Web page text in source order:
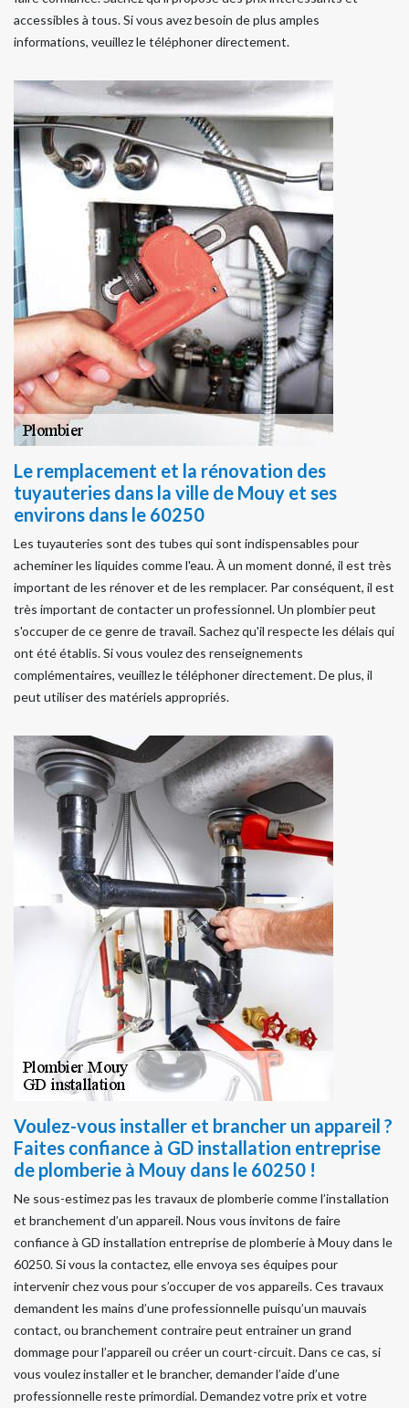
accessibles à tous. Si vous avez besoin de plus amples
informations, veuillez le téléphoner directement.
Le remplacement et la rénovation des
tuyauteries dans la ville de Mouy et ses
environs dans le 60250
Les tuyauteries sont des tubes qui sont indispensables pour
acheminer les liquides comme l'eau. À un moment donné, il est très
important de les rénover et de les remplacer. Par conséquent, il est
très important de contacter un professionnel. Un plombier peut
s'occuper de ce genre de travail. Sachez qu'il respecte les délais qui
ont été établis. Si vous voulez des renseignements
complémentaires, veuillez le téléphoner directement. De plus, il
peut utiliser des matériels appropriés.
Voulez-vous installer et brancher un appareil ?
Faites confiance à GD installation entreprise
de plomberie à Mouy dans le 60250 !
Ne sous-estimez pas les travaux de plomberie comme l’installation
et branchement d’un appareil. Nous vous invitons de faire
confiance à GD installation entreprise de plomberie à Mouy dans le
60250. Si vous la contactez, elle envoya ses équipes pour
intervenir chez vous pour s’occuper de vos appareils. Ces travaux
demandent les mains d’une professionnelle puisqu’un mauvais
contact, ou branchement contraire peut entrainer un grand
dommage pour l’appareil ou créer un court-circuit. Dans ce cas, si
vous voulez installer et le brancher, demander l’aide d’une
professionnelle reste primordial. Demandez votre prix et votre